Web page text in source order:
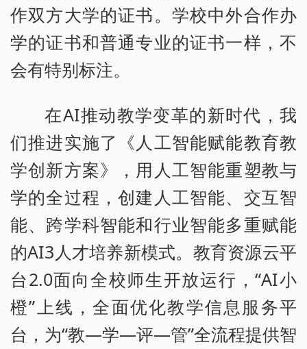
作双方大学的证书。学校中外合作办
学的证书和普通专业的证书一样，不
会有特别标注。
在AI推动教学变革的新时代，我
们推进实施了《人工智能赋能教育教
学创新方案》，用人工智能重塑教与
学的全过程，创建人工智能、交互智
能、跨学科智能和行业智能多重赋能
的AI3人才培养新模式。教育资源云平
台2.0面向全校师生开放运行，“AI小
橙”上线，全面优化教学信息服务平
台，为“教—学—评—管”全流程提供智